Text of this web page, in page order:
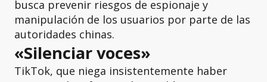
busca prevenir riesgos de espionaje y
manipulación de los usuarios por parte de las
autoridades chinas.
«Silenciar voces»
TikTok, que niega insistentemente haber